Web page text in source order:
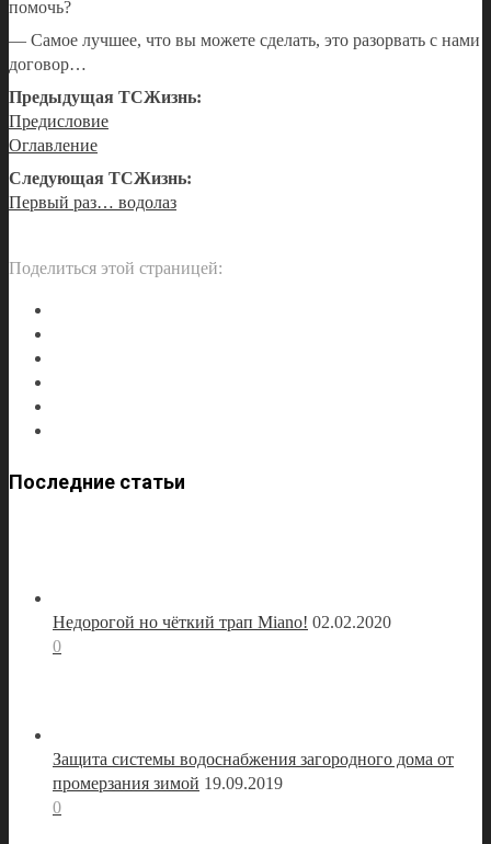
помочь?
— Самое лучшее, что вы можете сделать, это разорвать с нами
договор…
Предыдущая ТСЖизнь:
Предисловие
Оглавление
Следующая ТСЖизнь:
Первый раз… водолаз
Поделиться этой страницей:
Последние статьи
Недорогой но чёткий трап Miano! 02.02.2020
0
Защита системы водоснабжения загородного дома от
промерзания зимой 19.09.2019
0